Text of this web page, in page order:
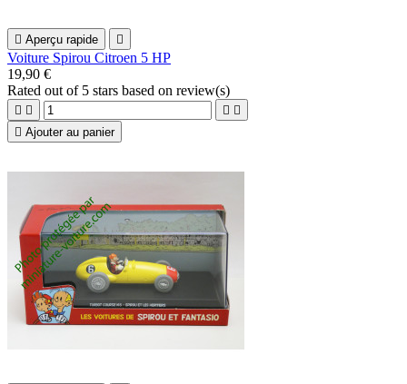
 Aperçu rapide 
Voiture Spirou Citroen 5 HP
19,90 €
Rated out of 5 stars based on review(s)
   
 Ajouter au panier